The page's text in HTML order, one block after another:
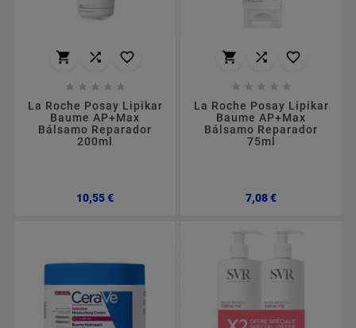
  
    
La Roche Posay Lipikar
Baume AP+Max
Bálsamo Reparador
200ml
10,55 €Preço
  
    
La Roche Posay Lipikar
Baume AP+Max
Bálsamo Reparador
75ml
7,08 €Preço